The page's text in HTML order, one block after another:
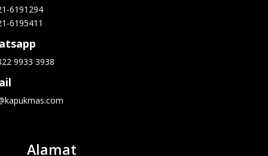
6191294
6195411
9933 3938
Alamat